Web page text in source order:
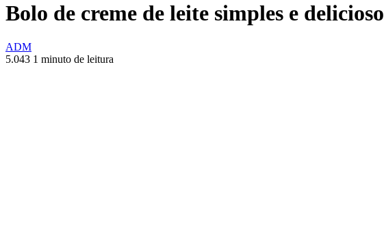
Bolo de creme de leite simples e delicioso
ADM
5.043 1 minuto de leitura